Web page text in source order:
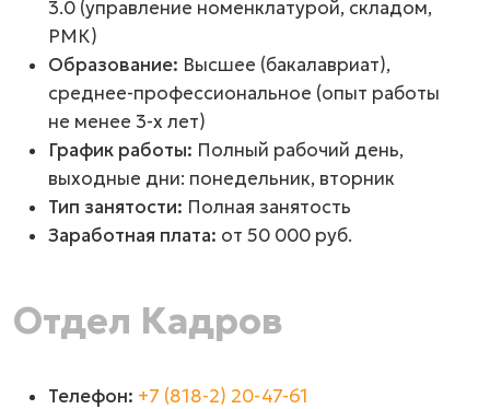
3.0 (управление номенклатурой, складом,
РМК)
Образование: Высшее (бакалавриат),
среднее-профессиональное (опыт работы
не менее 3-х лет)
График работы: Полный рабочий день,
выходные дни: понедельник, вторник
Тип занятости: Полная занятость
Заработная плата: от 50 000 руб.
Отдел Кадров
Телефон: +7 (818-2) 20-47-61